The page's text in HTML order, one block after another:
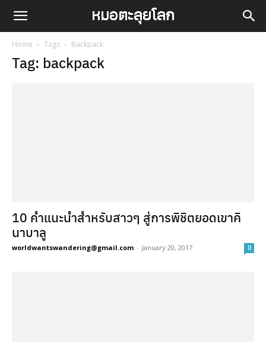
Home Tags Backpack
Tag: backpack
10 คำแนะนำสำหรับสาวๆ สู่การพิชิตยอดเขาคิ
นาบาลู
worldwantswandering@gmail.com - January 20, 2017 0